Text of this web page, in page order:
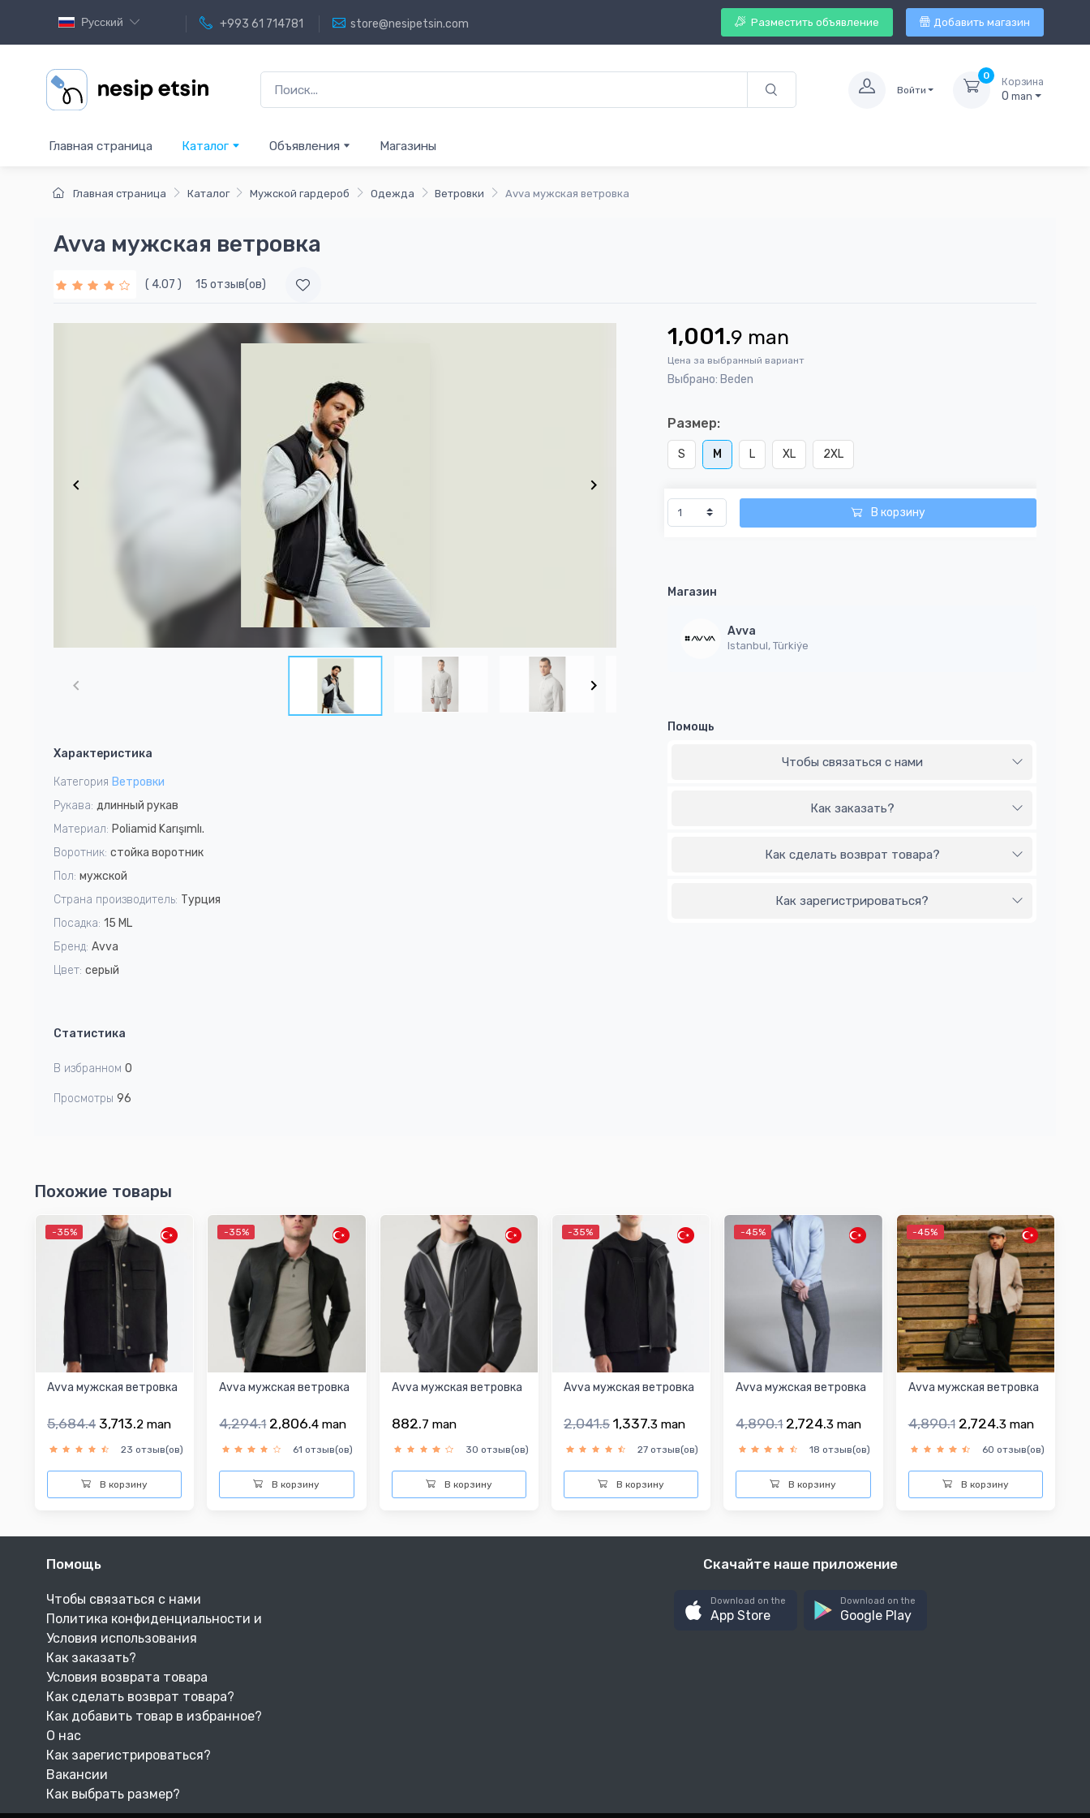
Русский +993 61 714781 store@nesipetsin.com Разместить объявление Добавить магазин
Войти
0
Корзина
0 man
Главная страница Каталог Объявления Магазины
Главная страница Каталог Мужской гардероб Одежда Ветровки Avva мужская ветровка
Avva мужская ветровка
( 4.07 ) 15 отзыв(ов)
8
Характеристика
Категория Ветровки
Рукава: длинный рукав
Материал: Poliamid Karışımlı.
Воротник: стойка воротник
Пол: мужской
Страна производитель: Турция
Посадка: 15 ML
Бренд: Avva
Цвет: серый
Статистика
В избранном 0
Просмотры 96
1,001.9 man
Цена за выбранный вариант
Выбрано: Beden
Размер:
S M L XL 2XL
В корзину
Магазин
Avva
Istanbul, Türkiýe
Помощь
Чтобы связаться с нами
Как заказать?
Как сделать возврат товара?
Как зарегистрироваться?
Похожие товары
-35%
Avva мужская ветровка
5,684.4 3,713.2 man
23 отзыв(ов)
В корзину
-35%
Avva мужская ветровка
4,294.1 2,806.4 man
61 отзыв(ов)
В корзину
Avva мужская ветровка
882.7 man
30 отзыв(ов)
В корзину
-35%
Avva мужская ветровка
2,041.5 1,337.3 man
27 отзыв(ов)
В корзину
-45%
Avva мужская ветровка
4,890.1 2,724.3 man
18 отзыв(ов)
В корзину
-45%
Avva мужская ветровка
4,890.1 2,724.3 man
60 отзыв(ов)
В корзину
Помощь
Чтобы связаться с нами
Политика конфиденциальности и
Условия использования
Как заказать?
Условия возврата товара
Как сделать возврат товара?
Как добавить товар в избранное?
О нас
Как зарегистрироваться?
Вакансии
Как выбрать размер?
Скачайте наше приложение
Download on the
App Store
Download on the
Google Play